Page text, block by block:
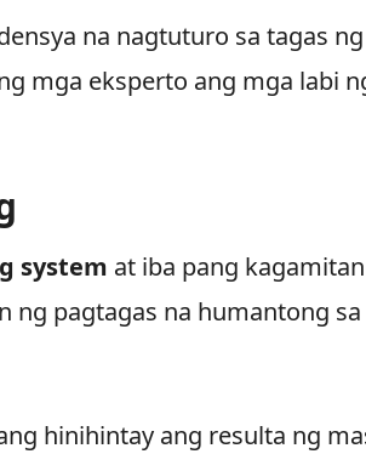
na nagtuturo sa tagas ng
mga eksperto ang mga labi
system at iba pang
ng pagtagas na humantong sa
hinihintay ang resulta ng